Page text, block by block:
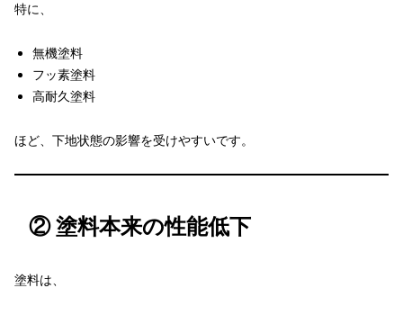
特に、
無機塗料
フッ素塗料
高耐久塗料
ほど、下地状態の影響を受けやすいです。
② 塗料本来の性能低下
塗料は、